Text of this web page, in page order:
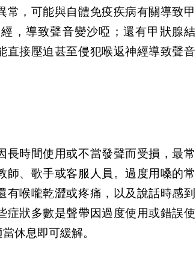
常，可能與自體免疫疾病有關導致甲
，導致聲音變沙啞；還有甲狀腺結
直接壓迫甚至侵犯喉返神經導致聲音
長時間使用或不當發聲而受損，最常
師、歌手或客服人員。過度用嗓的常
有喉嚨乾澀或疼痛，以及說話時感到
症狀多數是聲帶因過度使用或錯誤使
休息即可緩解。